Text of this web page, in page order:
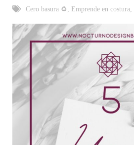
Cero basura ♻ , Emprende en costura,